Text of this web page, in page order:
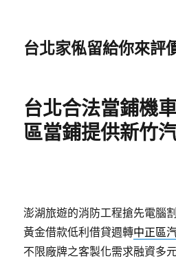
台北家俬留給你來評
台北合法當鋪機
區當鋪提供新竹
澎湖旅遊的消防工程搶先電腦
黃金借款低利借貸週轉中正區
不限廠牌之客製化需求融資多